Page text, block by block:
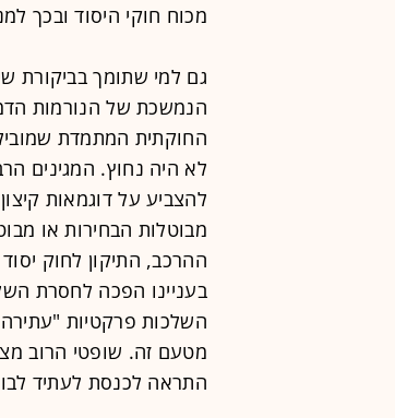
מכוח חוקי היסוד ובכך
גם למי שתומך בביקורת
הנמשכת של הנורמות
החוקתית המתמדת
לא היה נחוץ. המגינים
להצביע על דוגמאות
מבוטלות הבחירות או
ההרכב, התיקון לחוק
בעניינו הפכה לחסרת
השלכות פרקטיות
מטעם זה. שופטי הרוב
התראה לכנסת לעתיד